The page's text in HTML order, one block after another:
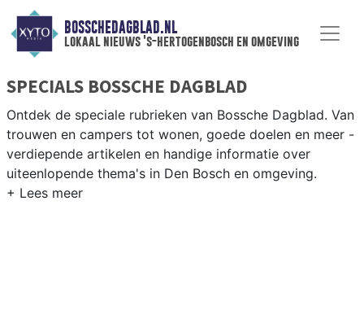
BOSSCHEDAGBLAD.NL
lokaal nieuws 's-hertogenbosch en omgeving
SPECIALS BOSSCHE DAGBLAD
Ontdek de speciale rubrieken van Bossche Dagblad. Van
trouwen en campers tot wonen, goede doelen en meer -
verdiepende artikelen en handige informatie over
uiteenlopende thema's in Den Bosch en omgeving.